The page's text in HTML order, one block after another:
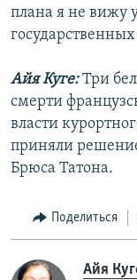
плана я не вижу
Айя Куге:Три
смерти
власти
приняли
Брюса Татона.
Поделиться
Айя